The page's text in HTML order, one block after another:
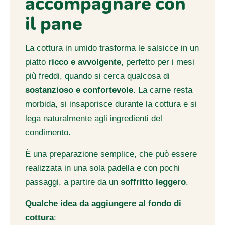
il pane
La cottura in umido trasforma le salsicce in un
piatto ricco e avvolgente, perfetto per i mesi
più freddi, quando si cerca qualcosa di
sostanzioso e confortevole. La carne resta
morbida, si insaporisce durante la cottura e si
lega naturalmente agli ingredienti del
condimento.
È una preparazione semplice, che può essere
realizzata in una sola padella e con pochi
passaggi, a partire da un soffritto leggero.
Qualche idea da aggiungere al fondo di
cottura: